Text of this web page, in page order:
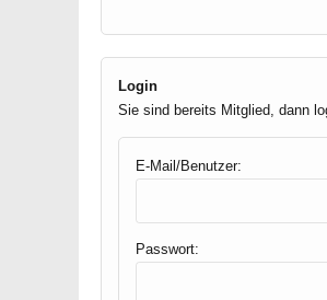
Login
Sie sind bereits Mitglied, dann
E-Mail/Benutzer:
Passwort: